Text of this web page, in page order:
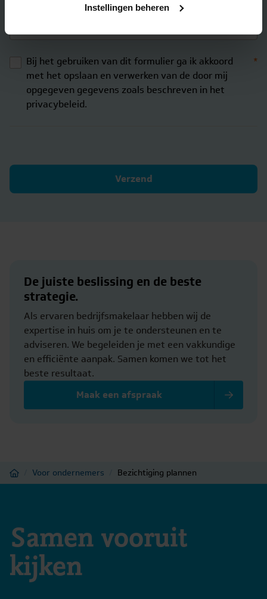
Instellingen beheren
Bij het gebruiken van dit formulier ga ik akkoord
met het opslaan en verwerken van de door mij
opgegeven gegevens zoals beschreven in het
privacybeleid.
*
Verzend
De juiste beslissing en de beste
strategie.
Als ervaren bedrijfsmakelaar hebben wij de
expertise in huis om je te ondersteunen en te
adviseren. We begeleiden je met een vakkundige
en efficiënte aanpak. Samen komen we tot het
beste resultaat.
Maak een afspraak
Home Voor ondernemers Bezichtiging plannen
Samen vooruit
kijken